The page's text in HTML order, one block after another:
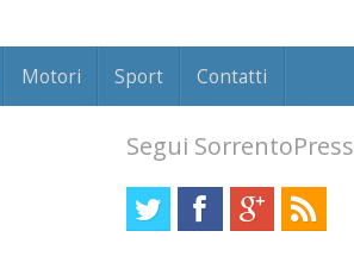
Motori Sport Contatti
Segui SorrentoPress